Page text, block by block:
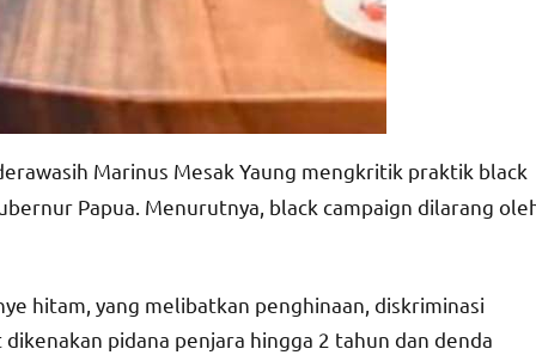
Marinus Mesak Yaung mengkritik praktik black
Papua. Menurutnya, black campaign dilarang
hitam, yang melibatkan penghinaan, diskriminasi
pidana penjara hingga 2 tahun dan denda